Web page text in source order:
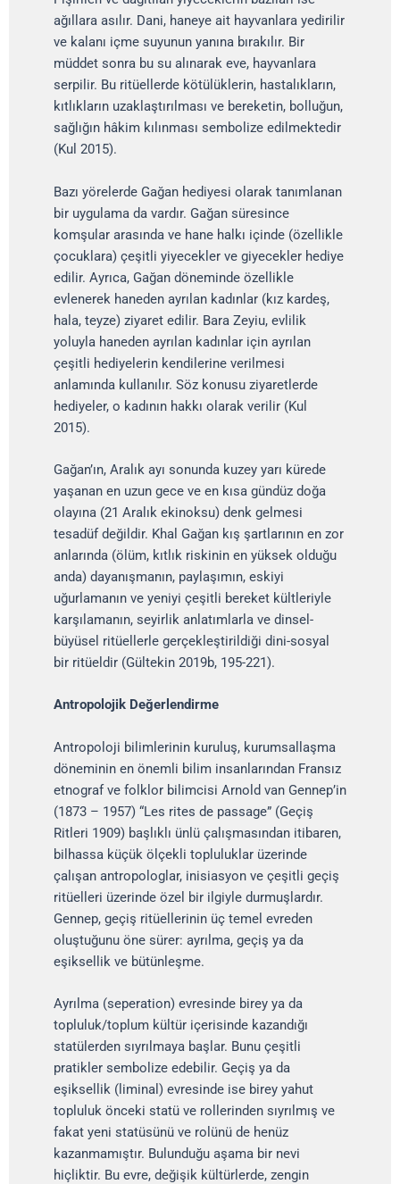
ağıllara asılır. Dani, haneye ait hayvanlara yedirilir
ve kalanı içme suyunun yanına bırakılır. Bir
müddet sonra bu su alınarak eve, hayvanlara
serpilir. Bu ritüellerde kötülüklerin, hastalıkların,
kıtlıkların uzaklaştırılması ve bereketin, bolluğun,
sağlığın hâkim kılınması sembolize edilmektedir
(Kul 2015).
Bazı yörelerde Gağan hediyesi olarak tanımlanan
bir uygulama da vardır. Gağan süresince
komşular arasında ve hane halkı içinde (özellikle
çocuklara) çeşitli yiyecekler ve giyecekler hediye
edilir. Ayrıca, Gağan döneminde özellikle
evlenerek haneden ayrılan kadınlar (kız kardeş,
hala, teyze) ziyaret edilir. Bara Zeyiu, evlilik
yoluyla haneden ayrılan kadınlar için ayrılan
çeşitli hediyelerin kendilerine verilmesi
anlamında kullanılır. Söz konusu ziyaretlerde
hediyeler, o kadının hakkı olarak verilir (Kul
2015).
Gağan’ın, Aralık ayı sonunda kuzey yarı kürede
yaşanan en uzun gece ve en kısa gündüz doğa
olayına (21 Aralık ekinoksu) denk gelmesi
tesadüf değildir. Khal Gağan kış şartlarının en zor
anlarında (ölüm, kıtlık riskinin en yüksek olduğu
anda) dayanışmanın, paylaşımın, eskiyi
uğurlamanın ve yeniyi çeşitli bereket kültleriyle
karşılamanın, seyirlik anlatımlarla ve dinsel-
büyüsel ritüellerle gerçekleştirildiği dini-sosyal
bir ritüeldir (Gültekin 2019b, 195-221).
Antropolojik Değerlendirme
Antropoloji bilimlerinin kuruluş, kurumsallaşma
döneminin en önemli bilim insanlarından Fransız
etnograf ve folklor bilimcisi Arnold van Gennep’in
(1873 – 1957) “Les rites de passage” (Geçiş
Ritleri 1909) başlıklı ünlü çalışmasından itibaren,
bilhassa küçük ölçekli topluluklar üzerinde
çalışan antropologlar, inisiasyon ve çeşitli geçiş
ritüelleri üzerinde özel bir ilgiyle durmuşlardır.
Gennep, geçiş ritüellerinin üç temel evreden
oluştuğunu öne sürer: ayrılma, geçiş ya da
eşiksellik ve bütünleşme.
Ayrılma (seperation) evresinde birey ya da
topluluk/toplum kültür içerisinde kazandığı
statülerden sıyrılmaya başlar. Bunu çeşitli
pratikler sembolize edebilir. Geçiş ya da
eşiksellik (liminal) evresinde ise birey yahut
topluluk önceki statü ve rollerinden sıyrılmış ve
fakat yeni statüsünü ve rolünü de henüz
kazanmamıştır. Bulunduğu aşama bir nevi
hiçliktir. Bu evre, değişik kültürlerde, zengin